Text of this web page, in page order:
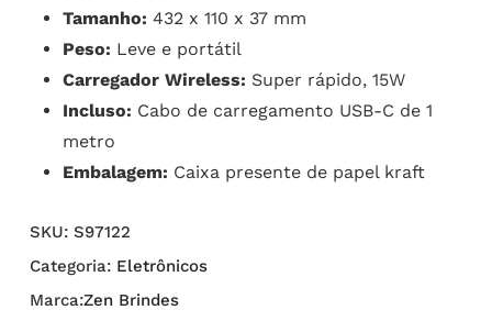
Tamanho: 432 x 110 x 37 mm
Peso: Leve e portátil
Carregador Wireless: Super rápido, 15W
Incluso: Cabo de carregamento USB-C de 1
metro
Embalagem: Caixa presente de papel kraft
SKU: S97122
Categoria: Eletrônicos
Marca:Zen Brindes